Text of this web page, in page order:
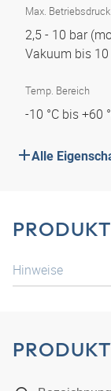
Max. Betriebsdruck
2,5 - 10 bar
Vakuum bis
Temp. Bereich
-10 °C bis +60
Alle
Hinweise